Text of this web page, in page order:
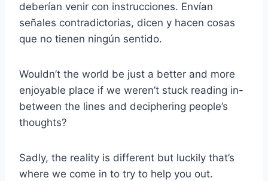
deberían venir con instrucciones. Envían
señales contradictorias, dicen y hacen cosas
que no tienen ningún sentido.
Wouldn’t the world be just a better and more
enjoyable place if we weren’t stuck reading in-
between the lines and deciphering people’s
thoughts?
Sadly, the reality is different but luckily that’s
where we come in to try to help you out.